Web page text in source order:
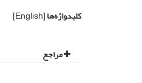
کلیدواژه‌ها[English]
مراجع